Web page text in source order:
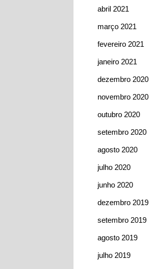
abril 2021
março 2021
fevereiro 2021
janeiro 2021
dezembro 2020
novembro 2020
outubro 2020
setembro 2020
agosto 2020
julho 2020
junho 2020
dezembro 2019
setembro 2019
agosto 2019
julho 2019